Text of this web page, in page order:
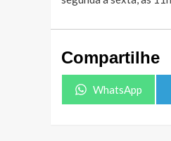
Compartilhe
Share
WhatsApp